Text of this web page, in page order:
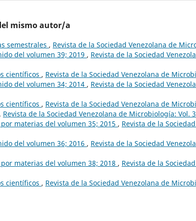
mismo autor/a
semestrales , Revista de la Sociedad Venezolana de
del volumen 39; 2019 , Revista de la Sociedad
científicos , Revista de la Sociedad Venezolana de
del volumen 34; 2014 , Revista de la Sociedad
científicos , Revista de la Sociedad Venezolana de
, Revista de la Sociedad Venezolana de Microbiología: Vol.
materias del volumen 35; 2015 , Revista de la
del volumen 36; 2016 , Revista de la Sociedad
materias del volumen 38; 2018 , Revista de la
científicos , Revista de la Sociedad Venezolana de